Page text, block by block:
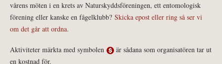
vårens möten i en krets av Naturskyddsföreningen, ett entomologisk
förening eller kanske en fågelklubb? Skicka epost eller ring så ser vi
om det går att ordna.
Aktiviteter märkta med symbolen
är sådana som organisatören tar ut
en kostnad för.